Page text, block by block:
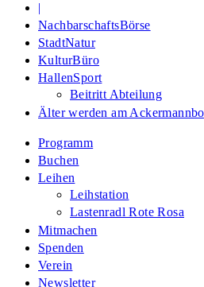
|
NachbarschaftsBörse
StadtNatur
KulturBüro
HallenSport
Beitritt Abteilung
Älter werden am
Programm
Buchen
Leihen
Leihstation
Lastenradl Rote Rosa
Mitmachen
Spenden
Verein
Newsletter